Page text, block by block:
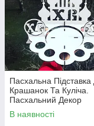
Пасхальна Підставка
Крашанок Та Куліча.
Пасхальний Декор
В наявності